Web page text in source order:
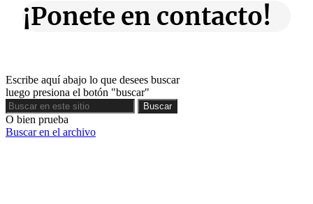
¡Ponete en contacto!
Escribe aquí abajo lo que desees buscar
luego presiona el botón "buscar"
Buscar
Buscar
O bien prueba
Buscar en el archivo